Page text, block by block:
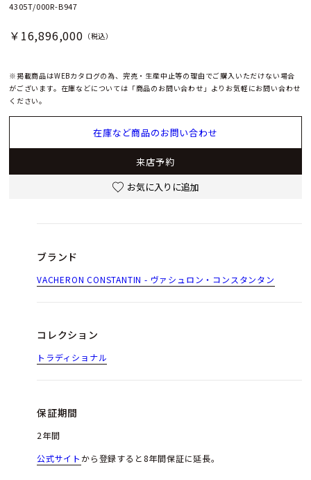
4305T/000R-B947
￥16,896,000 （税込）
※掲載商品はWEBカタログの為、完売・生産中止等の理由でご購入いただけない場合
がございます。在庫などについては「商品のお問い合わせ」よりお気軽にお問い合わせ
ください。
在庫など商品のお問い合わせ
来店予約
お気に入りに追加
ブランド
VACHERON CONSTANTIN - ヴァシュロン・コンスタンタン
コレクション
トラディショナル
保証期間
2年間
公式サイト から登録すると8年間保証に延長。